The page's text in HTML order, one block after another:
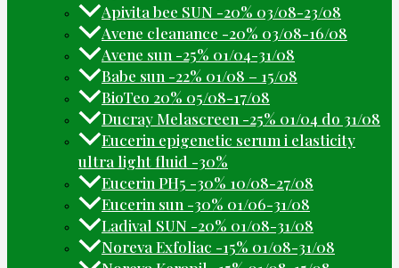
Apivita bee SUN -20% 03/08-23/08
Avene cleanance -20% 03/08-16/08
Avene sun -25% 01/04-31/08
Babe sun -22% 01/08 – 15/08
BioTeo 20% 05/08-17/08
Ducray Melascreen -25% 01/04 do 31/08
Eucerin epigenetic serum i elasticity
ultra light fluid -30%
Eucerin PH5 -30% 10/08-27/08
Eucerin sun -30% 01/06-31/08
Ladival SUN -20% 01/08-31/08
Noreva Exfoliac -15% 01/08-31/08